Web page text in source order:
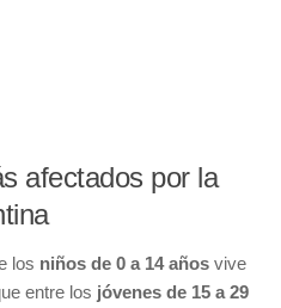
afectados por la
los niños de 0 a 14 años vive
entre los jóvenes de 15 a 29